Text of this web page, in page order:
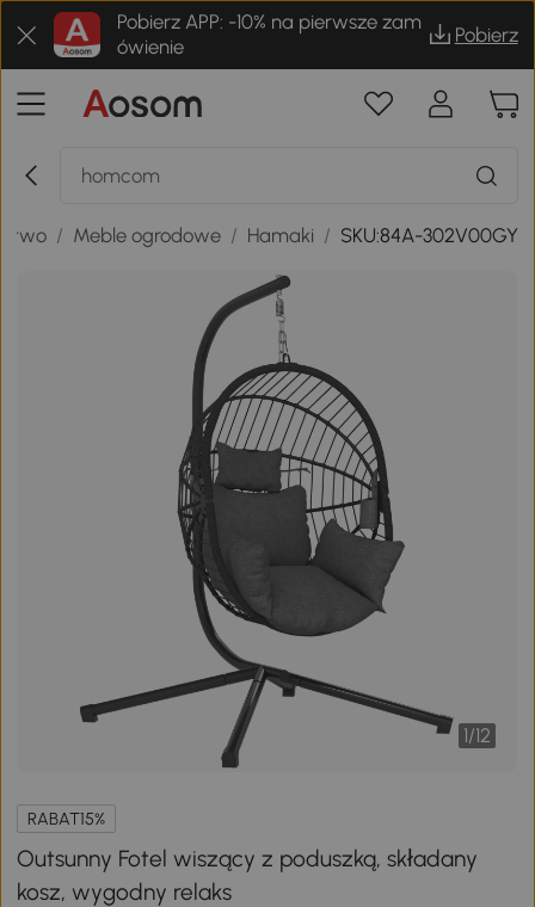
Pobierz APP: -10% na pierwsze zam
ówienie
Pobierz
/ Meble ogrodowe / Hamaki / SKU:84A-302V00GY
1/12
RABAT15%
Outsunny Fotel wiszący z poduszką, składany
kosz, wygodny relaks